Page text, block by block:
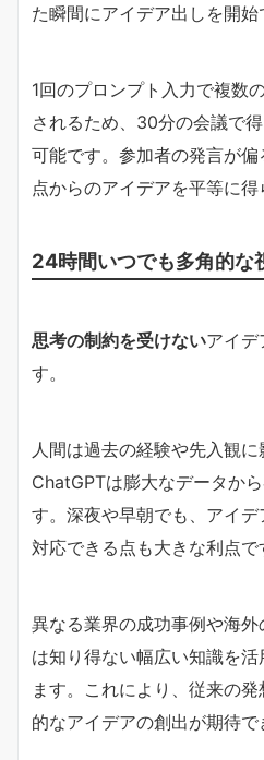
た瞬間にアイデア出しを開始
1回のプロンプト入力で複数
されるため、30分の会議で
可能です。参加者の発言が
点からのアイデアを平等に得
24時間いつでも多角的な
思考の制約を受けないアイデ
す。
人間は過去の経験や先入観に
ChatGPTは膨大なデータか
す。深夜や早朝でも、アイ
対応できる点も大きな利点で
異なる業界の成功事例や海
は知り得ない幅広い知識を
ます。これにより、従来の
的なアイデアの創出が期待で